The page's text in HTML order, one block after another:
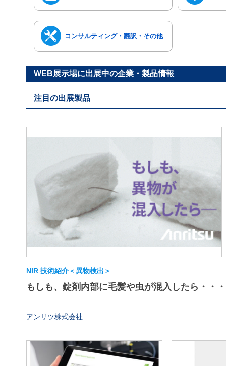
コンサルティング・翻訳・その他
WEB展示場に出展中の企業・製品情報
注目の出展製品
NIR 技術紹介＜異物検出＞
もしも、錠剤内部に毛髪や虫が混入したら・・・
アンリツ株式会社